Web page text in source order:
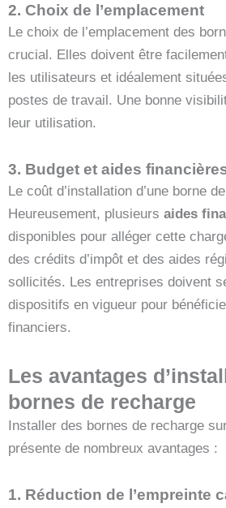
2. Choix de l’emplacement
Le choix de l’emplacement des
crucial. Elles doivent être
les utilisateurs et idéalement
postes de travail. Une bonne
leur utilisation.
3. Budget et aides
Le coût d’installation d’une borne
Heureusement, plusieurs aides
disponibles pour alléger cette
des crédits d’impôt et des aides
sollicités. Les entreprises doivent
dispositifs en vigueur pour
financiers.
Les avantages
bornes de recharge
Installer des bornes de recharge
présente de nombreux avantages :
1. Réduction de l’empreinte